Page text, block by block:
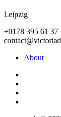
Leipzig
+0178 395 61 37
About